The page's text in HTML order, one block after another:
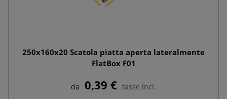
250x160x20 Scatola piatta aperta lateralmente
FlatBox F01
da 0,39 € tasse incl.